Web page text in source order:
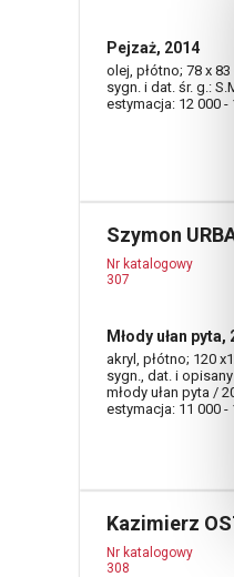
Pejzaż, 2014
olej, płótno; 78 x 83
sygn. i dat. śr. g.:
estymacja: 12 000 -
Szymon
Nr katalogowy
307
Młody ułan pyta,
akryl, płótno; 120
sygn., dat. i opisany
młody ułan pyta /
estymacja: 11 000 -
Kazimierz
Nr katalogowy
308